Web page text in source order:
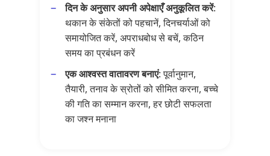
दिन के अनुसार अपनी अपेक्षाएँ अनुकूलित करें:
थकान के संकेतों को पहचानें, दिनचर्याओं को
समायोजित करें, अपराधबोध से बचें, कठिन
समय का प्रबंधन करें
एक आश्वस्त वातावरण बनाएं: पूर्वानुमान,
तैयारी, तनाव के स्रोतों को सीमित करना, बच्चे
की गति का सम्मान करना, हर छोटी सफलता
का जश्न मनाना